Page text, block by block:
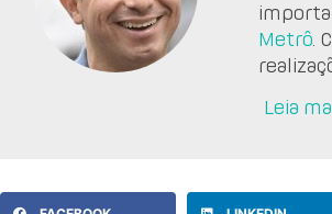
Metrô .
Leia